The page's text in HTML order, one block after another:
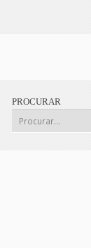
PROCURAR